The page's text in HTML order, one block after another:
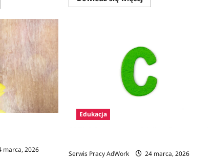
się
marca, 2026
Edukacja
Serwis Pracy AdWork
24 marca, 2026